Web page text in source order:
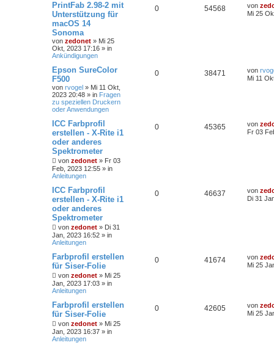
PrintFab 2.98-2 mit
Unterstützung für
macOS 14
Sonoma
von zedonet » Mi 25
Okt, 2023 17:16 » in
Ankündigungen
0 54568 von
Mi 25
Epson SureColor
F500
von rvogel » Mi 11 Okt,
2023 20:48 » in Fragen
zu speziellen Druckern
oder Anwendungen
0 38471 von
Mi 11
ICC Farbprofil
erstellen - X-Rite i1
oder anderes
Spektrometer
von zedonet » Fr 03
Feb, 2023 12:55 » in
Anleitungen
0 45365 von
Fr 03
ICC Farbprofil
erstellen - X-Rite i1
oder anderes
Spektrometer
von zedonet » Di 31
Jan, 2023 16:52 » in
Anleitungen
0 46637 von
Di 31
Farbprofil erstellen
für Siser-Folie
von zedonet » Mi 25
Jan, 2023 17:03 » in
Anleitungen
0 41674 von
Mi 25
Farbprofil erstellen
für Siser-Folie
von zedonet » Mi 25
Jan, 2023 16:37 » in
Anleitungen
0 42605 von
Mi 25